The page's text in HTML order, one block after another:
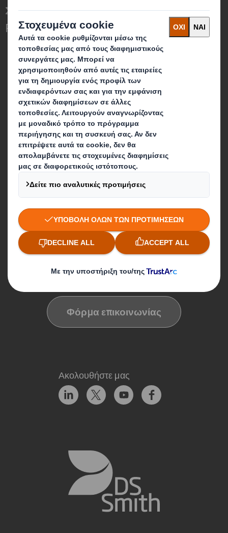
Σχετικά με τον Συνδυασμό International
Paper + DS Smith
Η προσέγγισή μας για την αειφορία
Νέα & Επικοινωνία
Σταδιοδρομία
Δραστηριότητα
Λύσεις Συσκευασίας
Προϊόντα Χάρτου
Υπηρεσίες Ανακύκλωσης
Επικοινωνία
Οι εγκαταστάσεις μας
Φόρμα επικοινωνίας
Ακολουθήστε μας